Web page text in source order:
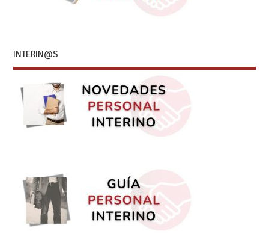
INTERIN@S